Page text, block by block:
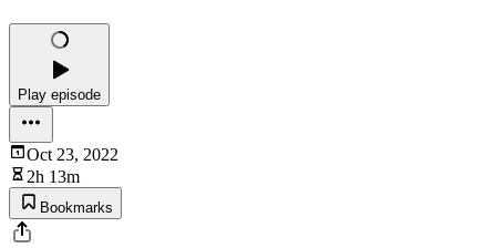
Play episode
Oct 23, 2022
2h 13m
Bookmarks